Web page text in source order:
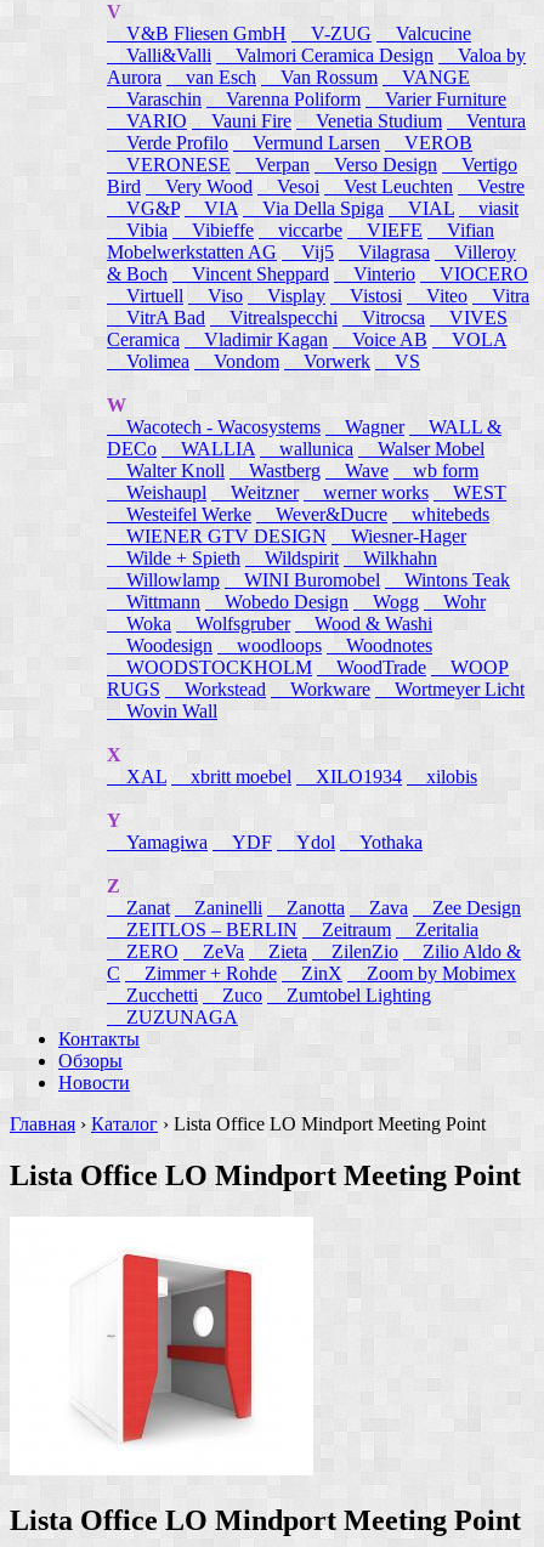
V
V&B Fliesen GmbH
V-ZUG
Valcucine
Valli&Valli
Valmori Ceramica Design
Valoa by
Aurora
van Esch Van Rossum
VANGE
Varaschin
Varenna Poliform
Varier Furniture
VARIO
Vauni Fire Venetia Studium
Ventura
Verde Profilo
Vermund Larsen
VEROB
VERONESE
Verpan Verso Design
Vertigo
Bird
Very Wood Vesoi Vest Leuchten
Vestre
VG&P
VIA Via Della Spiga VIAL
viasit
Vibia
Vibieffe viccarbe VIEFE
Vifian
Mobelwerkstatten AG
Vij5 Vilagrasa
Villeroy
& Boch
Vincent Sheppard Vinterio
VIOCERO
Virtuell
Viso Visplay Vistosi Viteo
Vitra
VitrA Bad
Vitrealspecchi Vitrocsa
VIVES
Ceramica
Vladimir Kagan Voice AB
VOLA
Volimea
Vondom Vorwerk VS
W
Wacotech - Wacosystems
Wagner
WALL &
DECo
WALLIA wallunica
Walser Mobel
Walter Knoll
Wastberg Wave
wb form
Weishaupl
Weitzner werner works
WEST
Westeifel Werke
Wever&Ducre
whitebeds
WIENER GTV DESIGN
Wiesner-Hager
Wilde + Spieth
Wildspirit
Wilkhahn
Willowlamp
WINI Buromobel
Wintons Teak
Wittmann
Wobedo Design Wogg
Wohr
Woka
Wolfsgruber
Wood & Washi
Woodesign
woodloops
Woodnotes
WOODSTOCKHOLM
WoodTrade
WOOP
RUGS
Workstead Workware
Wortmeyer Licht
Wovin Wall
X
XAL
xbritt moebel XILO1934 xilobis
Y
Yamagiwa
YDF Ydol Yothaka
Z
Zanat
Zaninelli Zanotta Zava
Zee Design
ZEITLOS – BERLIN
Zeitraum
Zeritalia
ZERO
ZeVa Zieta ZilenZio
Zilio Aldo &
C
Zimmer + Rohde ZinX
Zoom by Mobimex
Zucchetti
Zuco
Zumtobel Lighting
ZUZUNAGA
Контакты
Обзоры
Новости
Главная › Каталог › Lista Office LO Mindport Meeting Point
Lista Office LO Mindport Meeting Point
Lista Office LO Mindport Meeting Point